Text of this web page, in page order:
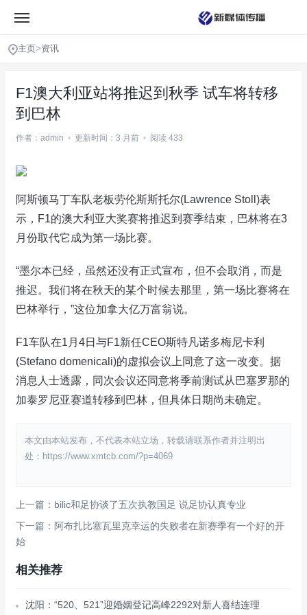
主页>资讯
F1澳大利亚站将推迟到秋季 试车将转移
到巴林
作者：admin • 更新时间：3 月前 • 阅读 433
阿斯顿马丁车队老板劳伦斯斯托尔(Lawrence Stoll)表
示，F1的澳大利亚大奖赛将推迟到赛季结束，巴林将在3
月份取代它成为第一场比赛。
“墨尔本已经，虽然还没有正式宣布，但不会取消，而是
推迟。我们将在秋天的某个时候去那里，第一场比赛将在
巴林举行，”这位加拿大亿万富翁说。
F1车队在1月4日与F1新任CEO斯特凡诺多梅尼卡利
(Stefano domenicali)的虚拟会议上同意了这一改变。据
消息人士透露，同次会议还同意将季前测试从巴塞罗那的
加泰罗尼亚赛道转移到巴林，但具体日期尚未确定。
本文由本站发布，不代表本站立场，转载请联系作者并注明出
处：https://www.xmtcb.com/?p=4069
上一篇：bilic和足协谈了五次执教国足 说足协认真专业
下一篇：阿布扎比塞瓦里克幸运的失败者在新赛季有一个好的开
始
相关推荐
沈阳：“520、521”迎婚姻登记高峰2292对新人喜结连理